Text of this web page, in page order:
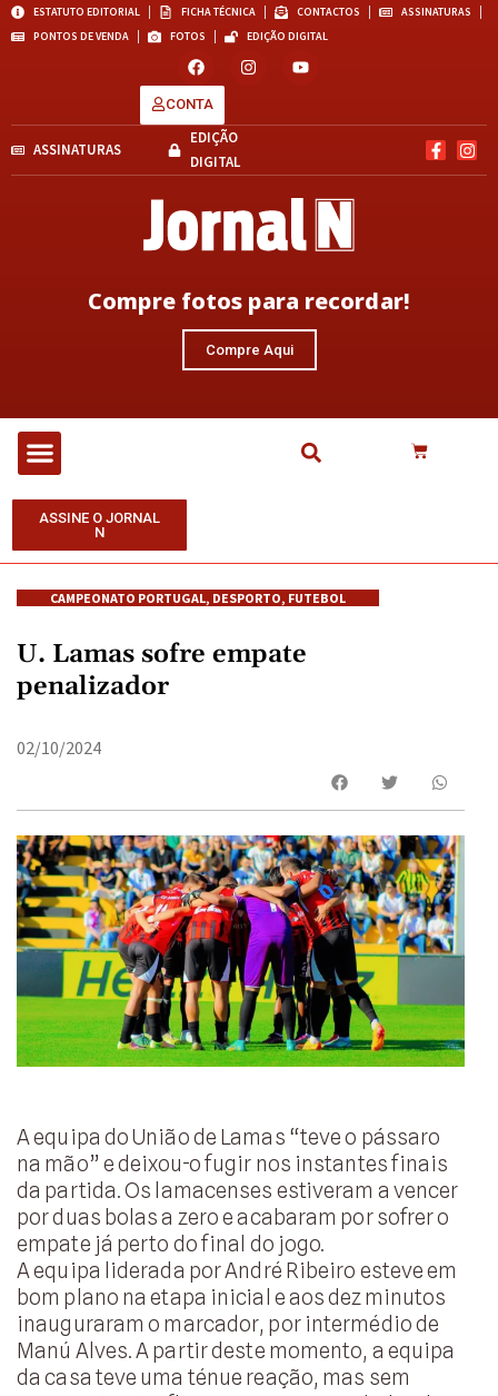
ESTATUTO EDITORIAL FICHA TÉCNICA CONTACTOS
ASSINATURAS
PONTOS DE VENDA
FOTOS EDIÇÃO DIGITAL
CONTA
ASSINATURAS
EDIÇÃO
DIGITAL
Compre fotos para recordar!
Compre Aqui
ASSINE O JORNAL
N
CAMPEONATO PORTUGAL, DESPORTO, FUTEBOL
U. Lamas sofre empate
penalizador
02/10/2024
A equipa do União de Lamas “teve o pássaro
na mão” e deixou-o fugir nos instantes finais
da partida. Os lamacenses estiveram a vencer
por duas bolas a zero e acabaram por sofrer o
empate já perto do final do jogo.
A equipa liderada por André Ribeiro esteve em
bom plano na etapa inicial e aos dez minutos
inauguraram o marcador, por intermédio de
Manú Alves. A partir deste momento, a equipa
da casa teve uma ténue reação, mas sem